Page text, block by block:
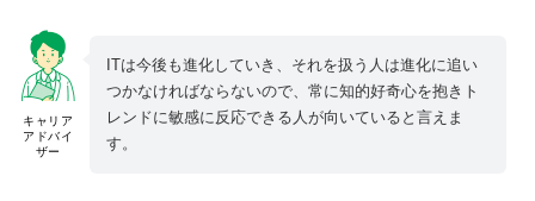
キャリア
アドバイ
ザー
ITは今後も進化していき、それを扱う人は進化に追い
つかなければならないので、常に知的好奇心を抱きト
レンドに敏感に反応できる人が向いていると言えま
す。